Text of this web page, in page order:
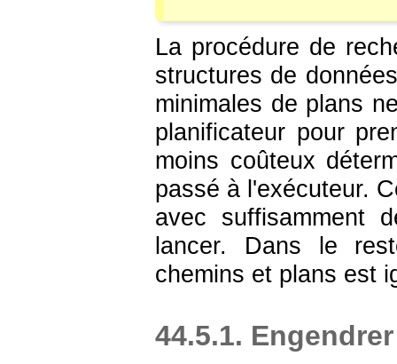
La procédure de
structures de
minimales de plans
planificateur pour
moins coûteux
passé à l'exécuteur.
avec suffisamment
lancer. Dans le
chemins et plans est
44.5.1.